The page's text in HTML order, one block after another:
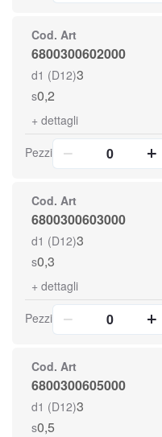
Cod. Art
6800300602000
d1 (D12)3
s0,2
+ dettagli
Pezzi
Cod. Art
6800300603000
d1 (D12)3
s0,3
+ dettagli
Pezzi
Cod. Art
6800300605000
d1 (D12)3
s0,5